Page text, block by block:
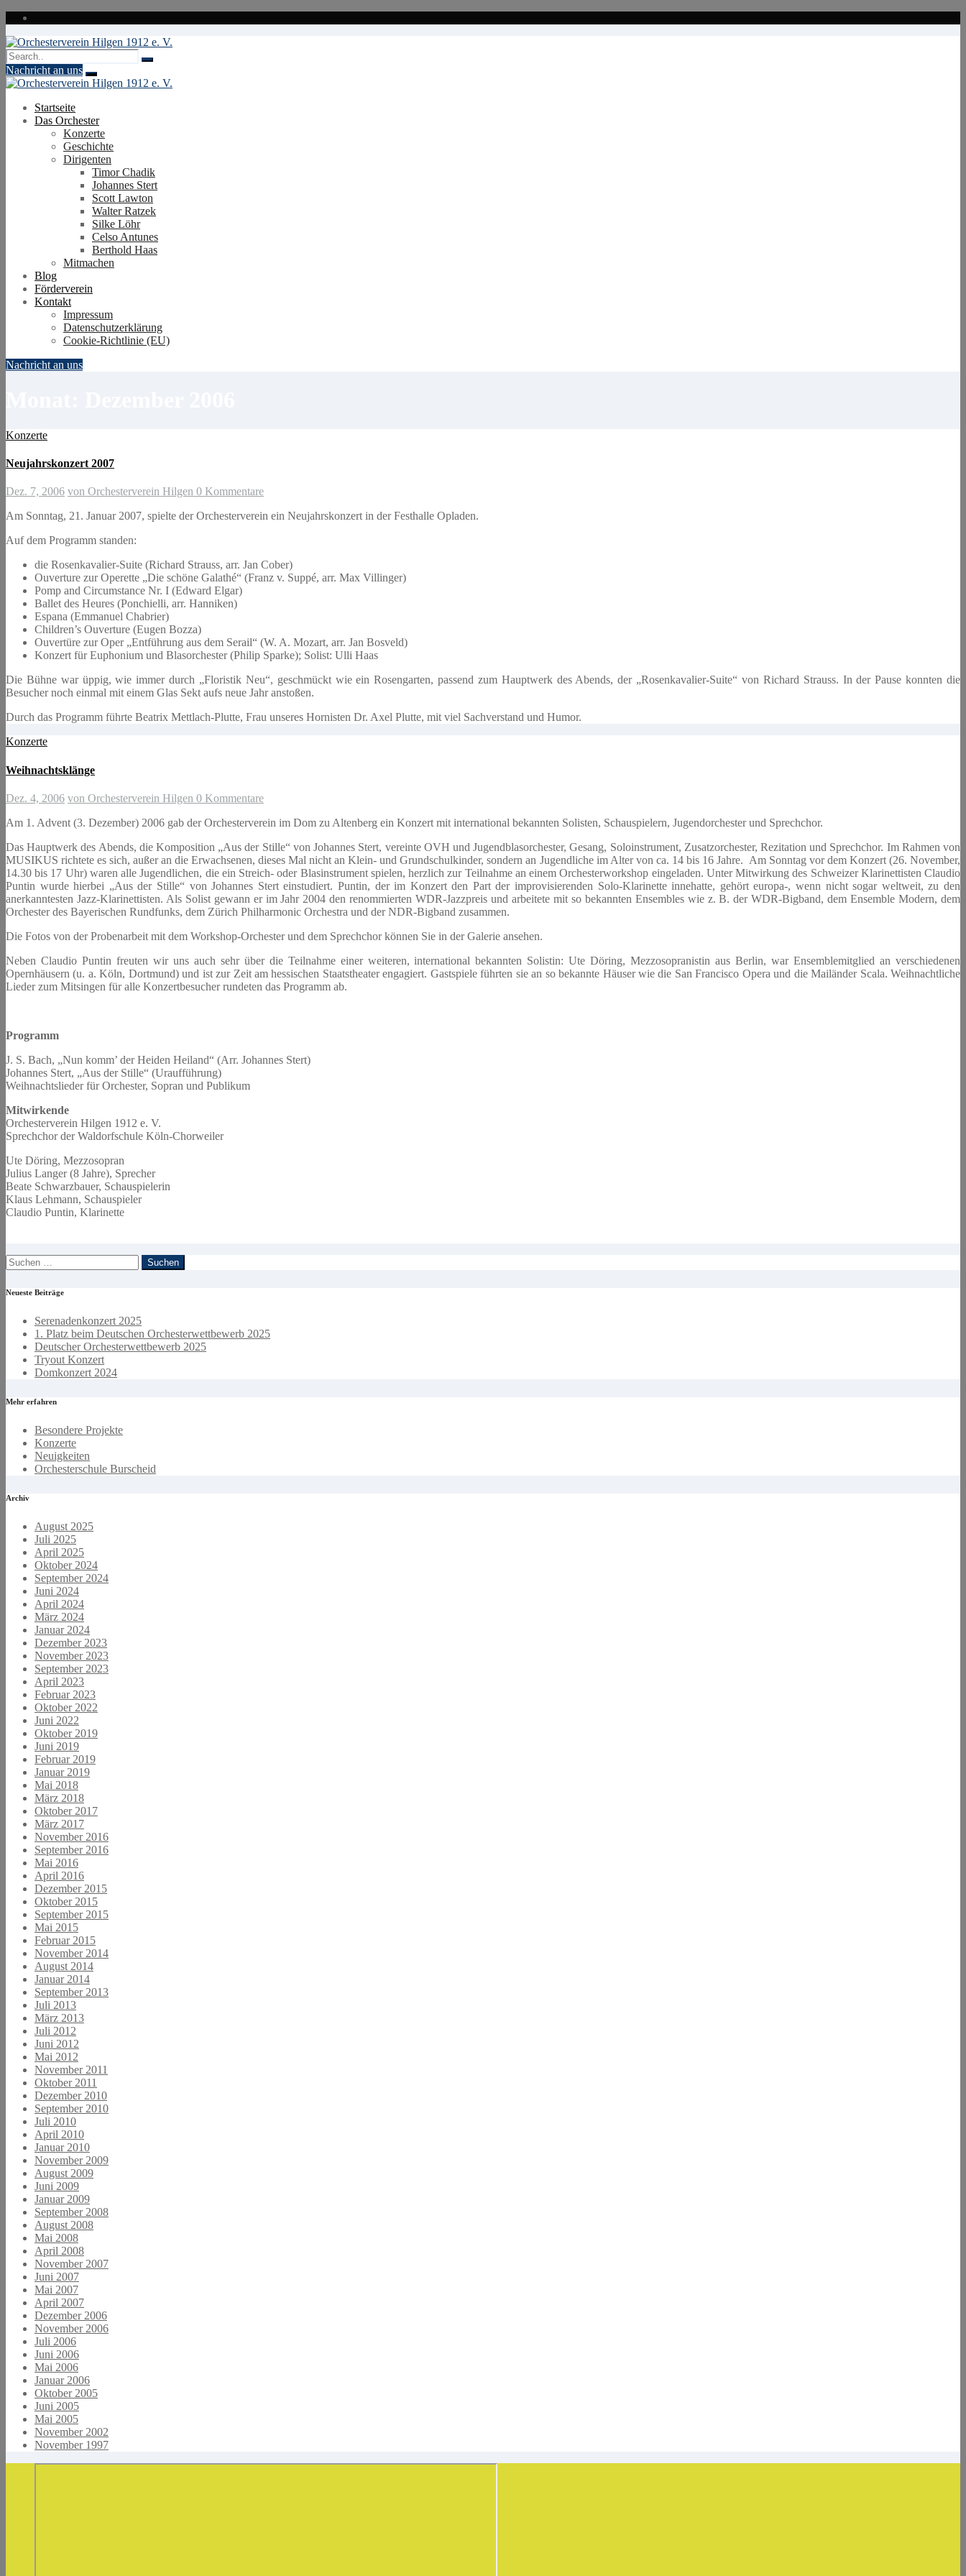
Zum
springen
Nachricht an uns
Startseite
Das Orchester
Konzerte
Geschichte
Dirigenten
Timor Chadik
Johannes Stert
Scott Lawton
Walter Ratzek
Silke Löhr
Celso Antunes
Berthold Haas
Mitmachen
Blog
Förderverein
Kontakt
Impressum
Datenschutzerklärung
Cookie-Richtlinie (EU)
Nachricht an uns
Konzerte
Neujahrskonzert 2007
Dez. 7, 2006 von Orchesterverein Hilgen 0 Kommentare
Am Sonntag, 21. Januar 2007, spielte der Orchesterverein ein Neujahrskonzert in der Festhalle Opladen.
Auf dem Programm standen:
die Rosenkavalier-Suite (Richard Strauss, arr. Jan Cober)
Ouverture zur Operette „Die schöne Galathé“ (Franz v. Suppé, arr. Max Villinger)
Pomp and Circumstance Nr. I (Edward Elgar)
Ballet des Heures (Ponchielli, arr. Hanniken)
Espana (Emmanuel Chabrier)
Children’s Ouverture (Eugen Bozza)
Ouvertüre zur Oper „Entführung aus dem Serail“ (W. A. Mozart, arr. Jan Bosveld)
Konzert für Euphonium und Blasorchester (Philip Sparke); Solist: Ulli Haas
Die Bühne war üppig, wie immer durch „Floristik Neu“, geschmückt wie ein Rosengarten, passend zum Hauptwerk des Abends, der „Rosenkavalier-Suite“ von Richard Strauss. In der Pause konnten die
Besucher noch einmal mit einem Glas Sekt aufs neue Jahr anstoßen.
Durch das Programm führte Beatrix Mettlach-Plutte, Frau unseres Hornisten Dr. Axel Plutte, mit viel Sachverstand und Humor.
Konzerte
Weihnachtsklänge
Dez. 4, 2006 von Orchesterverein Hilgen 0 Kommentare
Am 1. Advent (3. Dezember) 2006 gab der Orchesterverein im Dom zu Altenberg ein Konzert mit international bekannten Solisten, Schauspielern, Jugendorchester und Sprechchor.
Das Hauptwerk des Abends, die Komposition „Aus der Stille“ von Johannes Stert, vereinte OVH und Jugendblasorchester, Gesang, Soloinstrument, Zusatzorchester, Rezitation und Sprechchor. Im Rahmen von
MUSIKUS richtete es sich, außer an die Erwachsenen, dieses Mal nicht an Klein- und Grundschulkinder, sondern an Jugendliche im Alter von ca. 14 bis 16 Jahre. Am Sonntag vor dem Konzert (26. November,
14.30 bis 17 Uhr) waren alle Jugendlichen, die ein Streich- oder Blasinstrument spielen, herzlich zur Teilnahme an einem Orchesterworkshop eingeladen. Unter Mitwirkung des Schweizer Klarinettisten Claudio
Puntin wurde hierbei „Aus der Stille“ von Johannes Stert einstudiert. Puntin, der im Konzert den Part der improvisierenden Solo-Klarinette innehatte, gehört europa-, wenn nicht sogar weltweit, zu den
anerkanntesten Jazz-Klarinettisten. Als Solist gewann er im Jahr 2004 den renommierten WDR-Jazzpreis und arbeitete mit so bekannten Ensembles wie z. B. der WDR-Bigband, dem Ensemble Modern, dem
Orchester des Bayerischen Rundfunks, dem Zürich Philharmonic Orchestra und der NDR-Bigband zusammen.
Die Fotos von der Probenarbeit mit dem Workshop-Orchester und dem Sprechchor können Sie in der Galerie ansehen.
Neben Claudio Puntin freuten wir uns auch sehr über die Teilnahme einer weiteren, international bekannten Solistin: Ute Döring, Mezzosopranistin aus Berlin, war Ensemblemitglied an verschiedenen
Opernhäusern (u. a. Köln, Dortmund) und ist zur Zeit am hessischen Staatstheater engagiert. Gastspiele führten sie an so bekannte Häuser wie die San Francisco Opera und die Mailänder Scala. Weihnachtliche
Lieder zum Mitsingen für alle Konzertbesucher rundeten das Programm ab.
Programm
J. S. Bach, „Nun komm’ der Heiden Heiland“ (Arr. Johannes Stert)
Johannes Stert, „Aus der Stille“ (Uraufführung)
Weihnachtslieder für Orchester, Sopran und Publikum
Mitwirkende
Orchesterverein Hilgen 1912 e. V.
Sprechchor der Waldorfschule Köln-Chorweiler
Ute Döring, Mezzosopran
Julius Langer (8 Jahre), Sprecher
Beate Schwarzbauer, Schauspielerin
Klaus Lehmann, Schauspieler
Claudio Puntin, Klarinette
Suchen
nach:
Neueste Beiträge
Serenadenkonzert 2025
1. Platz beim Deutschen Orchesterwettbewerb 2025
Deutscher Orchesterwettbewerb 2025
Tryout Konzert
Domkonzert 2024
Mehr erfahren
Besondere Projekte
Konzerte
Neuigkeiten
Orchesterschule Burscheid
Archiv
August 2025
Juli 2025
April 2025
Oktober 2024
September 2024
Juni 2024
April 2024
März 2024
Januar 2024
Dezember 2023
November 2023
September 2023
April 2023
Februar 2023
Oktober 2022
Juni 2022
Oktober 2019
Juni 2019
Februar 2019
Januar 2019
Mai 2018
März 2018
Oktober 2017
März 2017
November 2016
September 2016
Mai 2016
April 2016
Dezember 2015
Oktober 2015
September 2015
Mai 2015
Februar 2015
November 2014
August 2014
Januar 2014
September 2013
Juli 2013
März 2013
Juli 2012
Juni 2012
Mai 2012
November 2011
Oktober 2011
Dezember 2010
September 2010
Juli 2010
April 2010
Januar 2010
November 2009
August 2009
Juni 2009
Januar 2009
September 2008
August 2008
Mai 2008
April 2008
November 2007
Juni 2007
Mai 2007
April 2007
Dezember 2006
November 2006
Juli 2006
Juni 2006
Mai 2006
Januar 2006
Oktober 2005
Juni 2005
Mai 2005
November 2002
November 1997